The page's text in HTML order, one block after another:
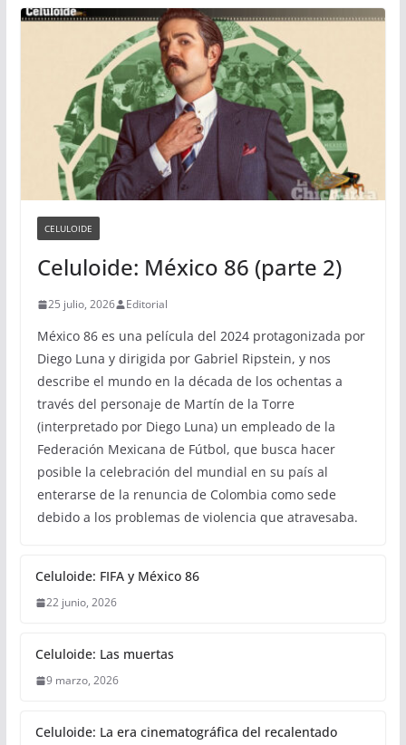
CELULOIDE
Celuloide: México 86 (parte 2)
25 julio, 2026 Editorial
México 86 es una película del 2024 protagonizada por
Diego Luna y dirigida por Gabriel Ripstein, y nos
describe el mundo en la década de los ochentas a
través del personaje de Martín de la Torre
(interpretado por Diego Luna) un empleado de la
Federación Mexicana de Fútbol, que busca hacer
posible la celebración del mundial en su país al
enterarse de la renuncia de Colombia como sede
debido a los problemas de violencia que atravesaba.
Celuloide: FIFA y México 86
22 junio, 2026
Celuloide: Las muertas
9 marzo, 2026
Celuloide: La era cinematográfica del recalentado